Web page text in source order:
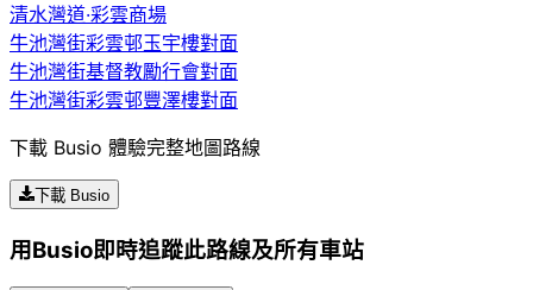
清水灣道·彩雲商場
牛池灣街彩雲邨玉宇樓對面
牛池灣街基督教勵行會對面
牛池灣街彩雲邨豐澤樓對面
下載 Busio 體驗完整地圖路線
下載 Busio
用Busio即時追蹤此路線及所有車站